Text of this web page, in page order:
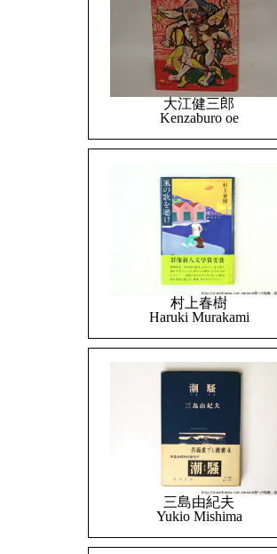
大江健三郎
Kenzaburo oe
村上春樹
Haruki Murakami
三島由紀夫
Yukio Mishima